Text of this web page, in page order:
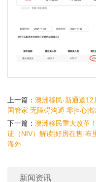
新闻资讯
上一篇： 澳洲移民·新通道
国管家 无障碍沟通 零担心|
下一篇： 澳洲移民重大改革
证（NIV）解读|好房在售·
海外